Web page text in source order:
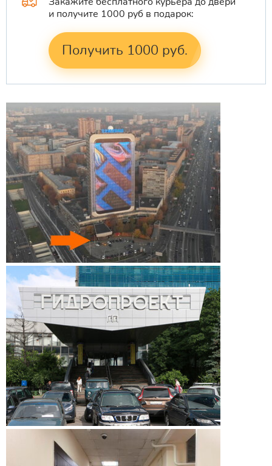
и получите 1000 руб в подарок:
Получить 1000 руб.